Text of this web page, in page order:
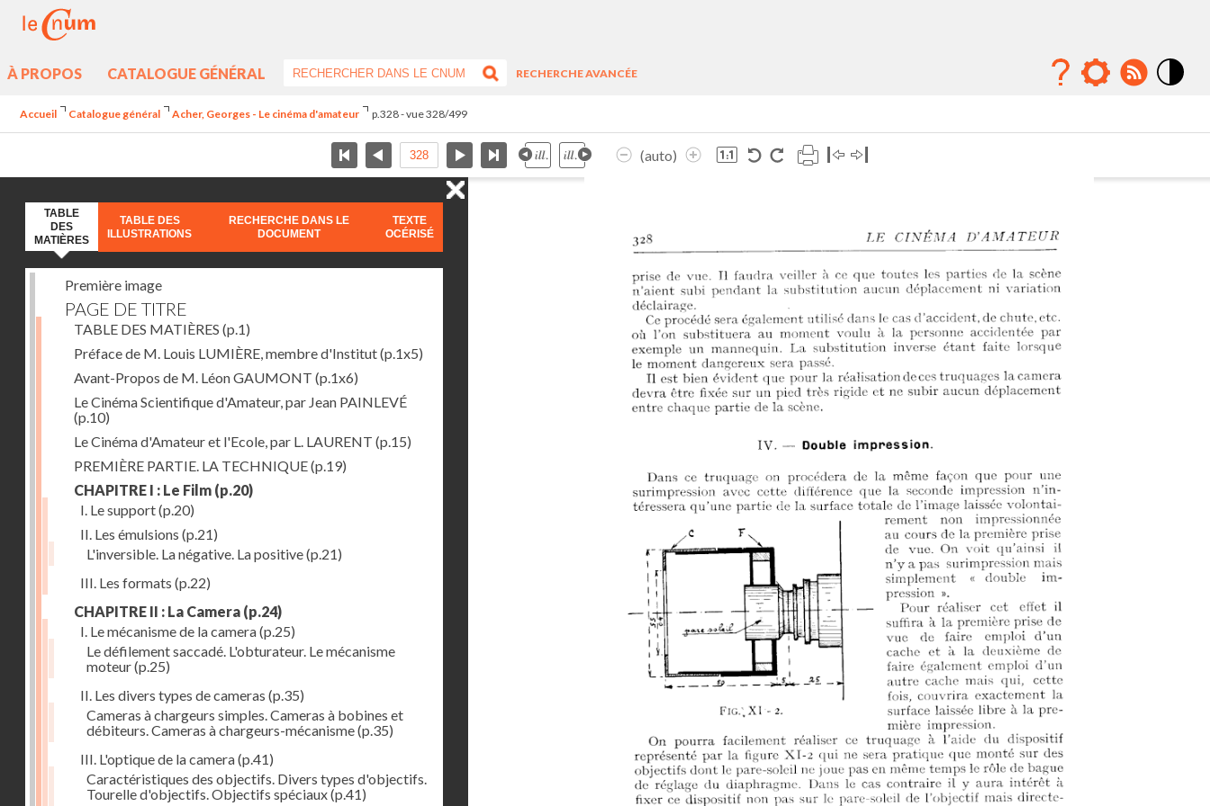
À PROPOS CATALOGUE GÉNÉRAL
RECHERCHE AVANCÉE
Accueil Catalogue général Acher, Georges - Le cinéma d'amateur p.328 - vue 328/499
(auto)
TABLE
DES
MATIÈRES
TABLE DES
ILLUSTRATIONS
RECHERCHE DANS LE
DOCUMENT
TEXTE
OCÉRISÉ
Première image
PAGE DE TITRE
TABLE DES MATIÈRES (p.1)
Préface de M. Louis LUMIÈRE, membre d'Institut(p.1x5)
Avant-Propos de M. Léon GAUMONT (p.1x6)
Le Cinéma Scientifique d'Amateur, par Jean PAINLEVÉ
(p.10)
Le Cinéma d'Amateur et l'Ecole, par L. LAURENT (p.15)
PREMIÈRE PARTIE. LA TECHNIQUE(p.19)
CHAPITRE I : Le Film (p.20)
I. Le support(p.20)
II. Les émulsions (p.21)
L'inversible. La négative. La positive(p.21)
III. Les formats (p.22)
CHAPITRE II : La Camera (p.24)
I. Le mécanisme de la camera(p.25)
Le défilement saccadé. L'obturateur. Le mécanisme
moteur(p.25)
II. Les divers types de cameras (p.35)
Cameras à chargeurs simples. Cameras à bobines et
débiteurs. Cameras à chargeurs-mécanisme(p.35)
III. L'optique de la camera(p.41)
Caractéristiques des objectifs. Divers types d'objectifs.
Tourelle d'objectifs. Objectifs spéciaux(p.41)